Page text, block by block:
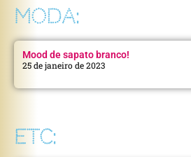
MODA:
Mood de sapato branco!
25 de janeiro de 2023
ETC: